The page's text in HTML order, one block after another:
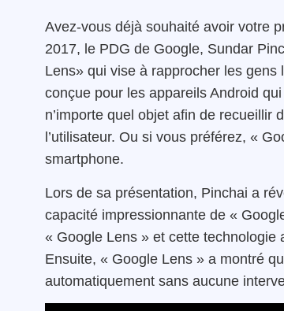
Avez-vous déjà souhaité avoir votre
2017, le PDG de Google, Sundar
Lens» qui vise à rapprocher les
conçue pour les appareils Android
n’importe quel objet afin de recueillir
l’utilisateur. Ou si vous préférez, «
smartphone.
Lors de sa présentation, Pinchai a
capacité impressionnante de «
« Google Lens » et cette technologie
Ensuite, « Google Lens » a montré
automatiquement sans aucune